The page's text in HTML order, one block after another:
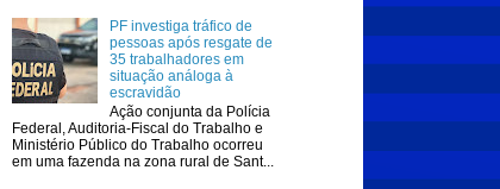
PF investiga tráfico de
pessoas após resgate de
35 trabalhadores em
situação análoga à
escravidão
Ação conjunta da Polícia
Federal, Auditoria-Fiscal do Trabalho e
Ministério Público do Trabalho ocorreu
em uma fazenda na zona rural de Sant...